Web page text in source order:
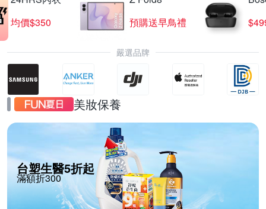
均價$350
預購送早鳥禮
嚴選品牌
美妝保養
台塑生醫5折起
滿額折300